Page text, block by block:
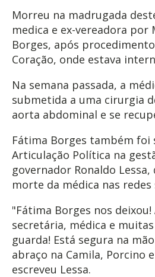
Morreu na madrugada
medica e ex-vereadora por
Borges, após
Coração, onde estava
Na semana passada, a
submetida a uma cirurgia
aorta abdominal e se
Fátima Borges também foi
Articulação Política na
governador Ronaldo
morte da médica nas redes
"Fátima Borges nos
secretária, médica e
guarda! Está segura na
abraço na Camila, Porcino
escreveu Lessa.